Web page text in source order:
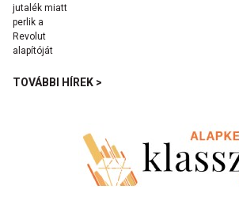
TOVÁBBI HÍREK >